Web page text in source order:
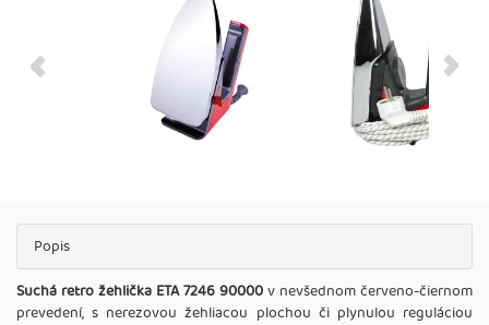
Popis
Suchá retro žehlička ETA 7246 90000v nevšednom červeno-čiernom
prevedení, s nerezovou žehliacou plochou či plynulou reguláciou